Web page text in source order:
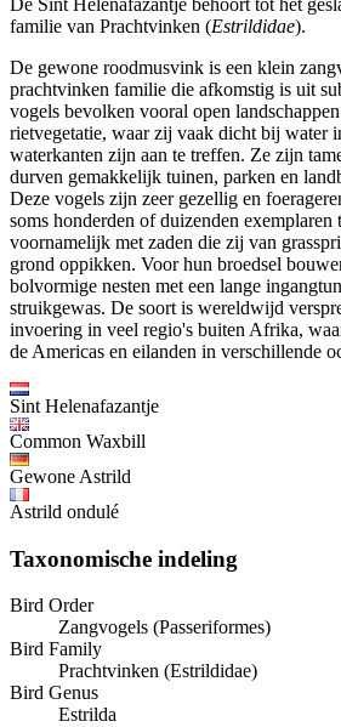
De Sint Helenafazantje behoort tot het
familie van Prachtvinken (Estrildidae).
De gewone roodmusvink is een klein
prachtvinken familie die afkomstig is uit
vogels bevolken vooral open
rietvegetatie, waar zij vaak dicht bij water
waterkanten zijn aan te treffen. Ze zijn
durven gemakkelijk tuinen, parken en
Deze vogels zijn zeer gezellig en
soms honderden of duizenden exemplaren
voornamelijk met zaden die zij van
grond oppikken. Voor hun broedsel
bolvormige nesten met een lange
struikgewas. De soort is wereldwijd
invoering in veel regio's buiten Afrika,
de Americas en eilanden in verschillende
Sint Helenafazantje
Common Waxbill
Gewone Astrild
Astrild ondulé
Taxonomische indeling
Bird Order
Zangvogels (Passeriformes)
Bird Family
Prachtvinken (Estrildidae)
Bird Genus
Estrilda